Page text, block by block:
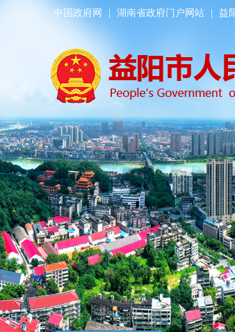
中国政府网 湖南省政府门户网站 益